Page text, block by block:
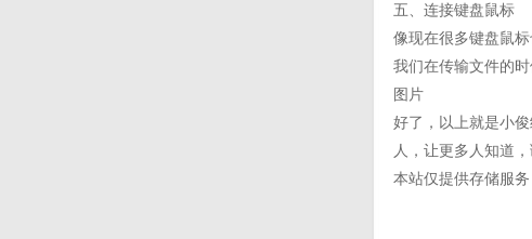
五、连接键盘鼠标
像现在很多键盘鼠
我们在传输文件的
图片
好了，以上就是小
人，让更多人知道
本站仅提供存储服